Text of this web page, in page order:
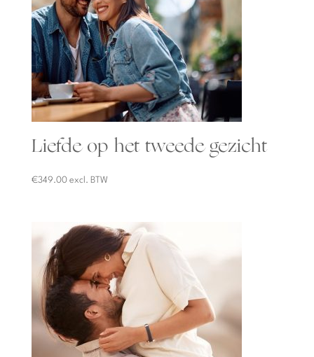
Liefde op het tweede gezicht
€349.00 excl. BTW